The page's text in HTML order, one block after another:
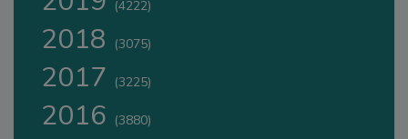
(4222)
2018 (3075)
2017 (3225)
2016 (3880)